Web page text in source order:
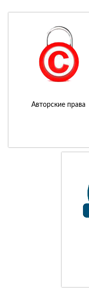
Авторские права